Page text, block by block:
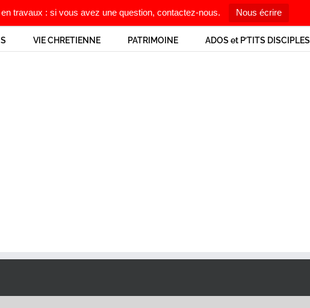
travaux : si vous avez une question, contactez-nous. Nous écrire
VIE CHRETIENNE PATRIMOINE ADOS et P’TITS DISCIPLES